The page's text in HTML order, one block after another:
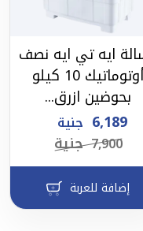
ايه تي ايه نصف
أوتوماتيك 10 كيلو
بحوضين ازرق...
6,189 جنية
7,900 جنية
إضافة للعربة